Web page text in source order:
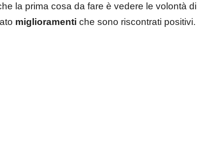
la prima cosa da fare è vedere le volontà di
miglioramenti che sono riscontrati positivi.